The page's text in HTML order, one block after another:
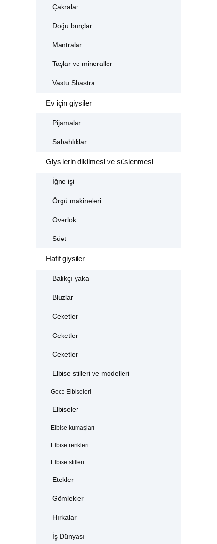
Çakralar
Doğu burçları
Mantralar
Taşlar ve mineraller
Vastu Shastra
Ev için giysiler
Pijamalar
Sabahlıklar
Giysilerin dikilmesi ve süslenmesi
İğne işi
Örgü makineleri
Overlok
Süet
Hafif giysiler
Balıkçı yaka
Bluzlar
Ceketler
Ceketler
Ceketler
Elbise stilleri ve modelleri
Gece Elbiseleri
Elbiseler
Elbise kumaşları
Elbise renkleri
Elbise stilleri
Etekler
Gömlekler
Hırkalar
İş Dünyası